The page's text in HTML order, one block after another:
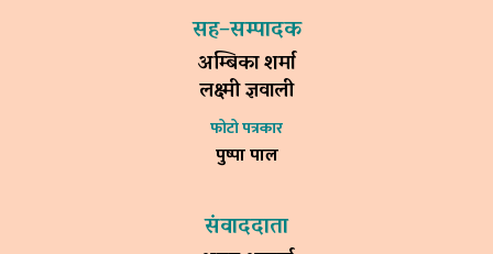
सह–सम्पादक
अम्बिका शर्मा
लक्ष्मी ज्ञवाली
फोटो पत्रकार
पुष्पा पाल
संवाददाता